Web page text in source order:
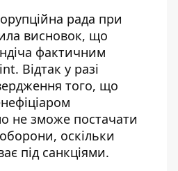
рада при
висновок, що
фактичним
Відтак у разі
того, що
не зможе постачати
оскільки
під санкціями.